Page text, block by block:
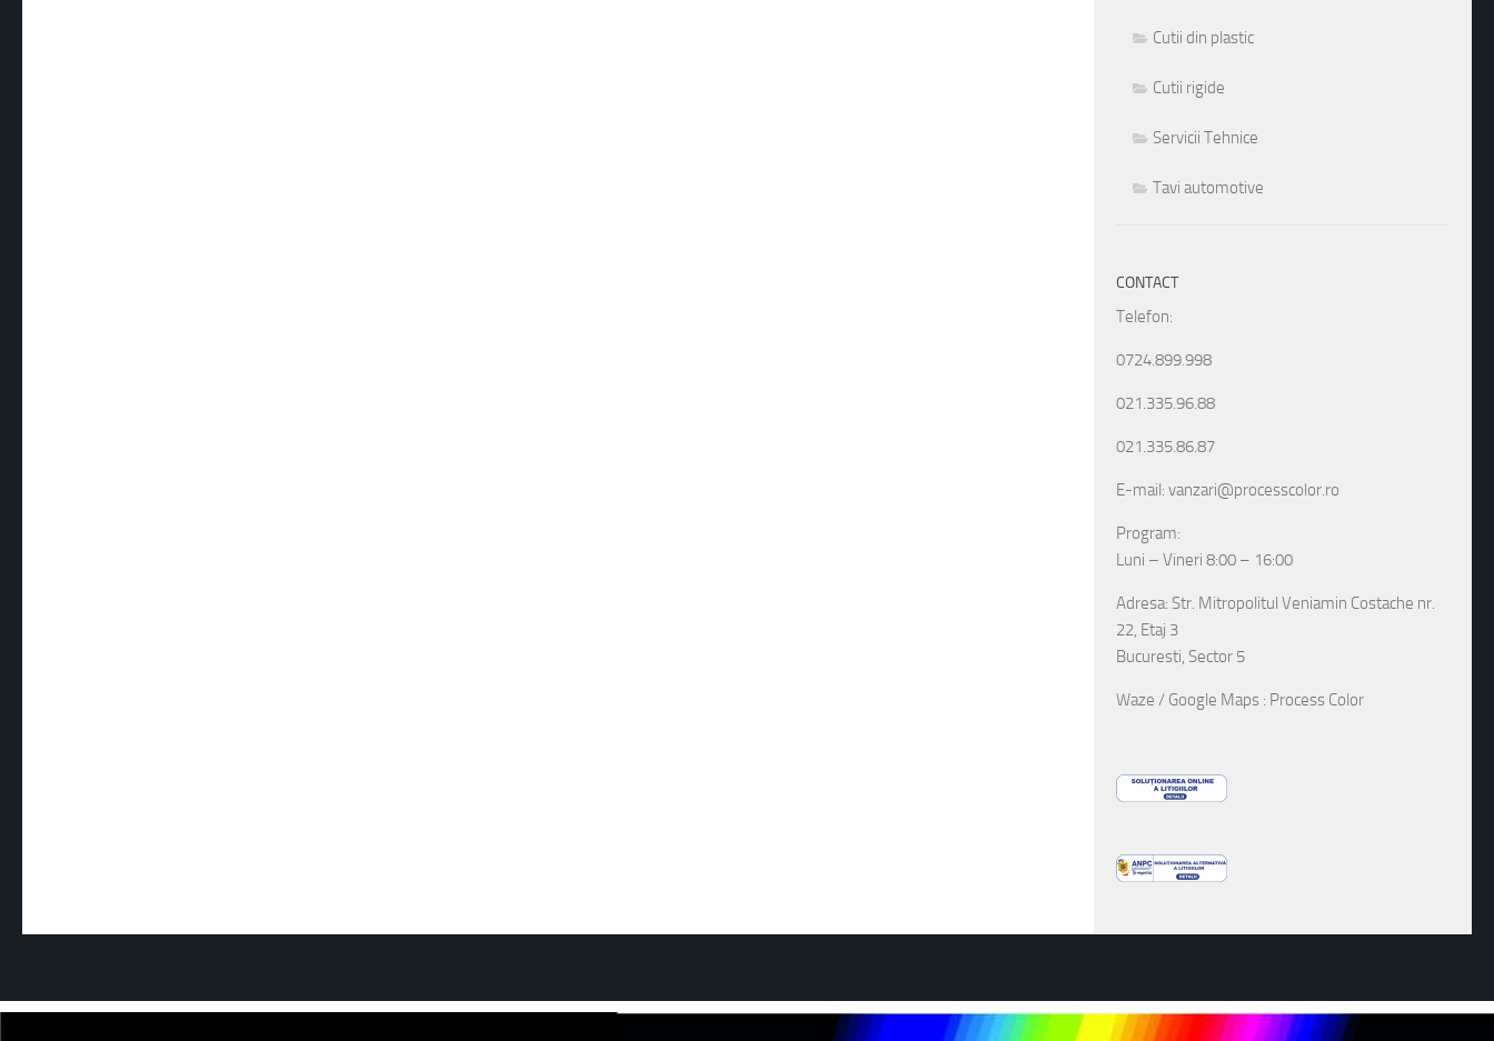
Cutii din plastic
Cutii rigide
Servicii Tehnice
Tavi automotive
CONTACT
Telefon:
0724.899.998
021.335.96.88
021.335.86.87
E-mail: vanzari@processcolor.ro
Program:
Luni – Vineri 8:00 – 16:00
Adresa: Str. Mitropolitul Veniamin Costache nr.
22, Etaj 3
Bucuresti, Sector 5
Waze / Google Maps : Process Color